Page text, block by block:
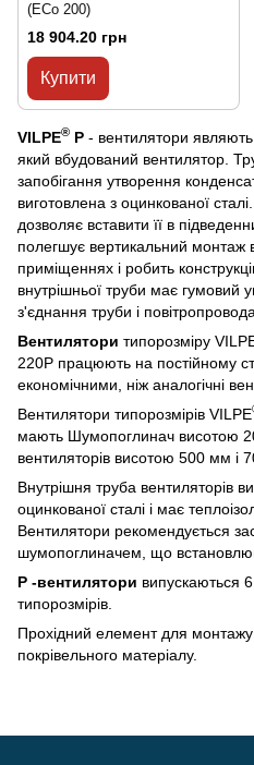
(ECo 200)
18 904.20 грн
Купити
VILPE® P - вентилятори
який вбудований вентилятор.
запобігання утворення
виготовлена з оцинкованої
дозволяє вставити її в
полегшує вертикальний монтаж
приміщеннях і робить
внутрішньої труби має
з'єднання труби і повітропровода.
Вентилятори типорозміру
220Р працюють на постійному
економічними, ніж аналогічні
Вентилятори типорозмірів VILPE
мають Шумопоглинач висотою
вентиляторів висотою 500 мм і
Внутрішня труба вентиляторів
оцинкованої сталі і має
Вентилятори рекомендується
шумопоглиначем, що
P -вентилятори випускаються
типорозмірів.
Прохідний елемент для монтажу
покрівельного матеріалу.